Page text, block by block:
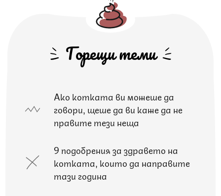
Горещи теми
Ако котката ви можеше да
говори, щеше да ви каже да не
правите тези неща
9 подобрения за здравето на
котката, които да направите
тази година